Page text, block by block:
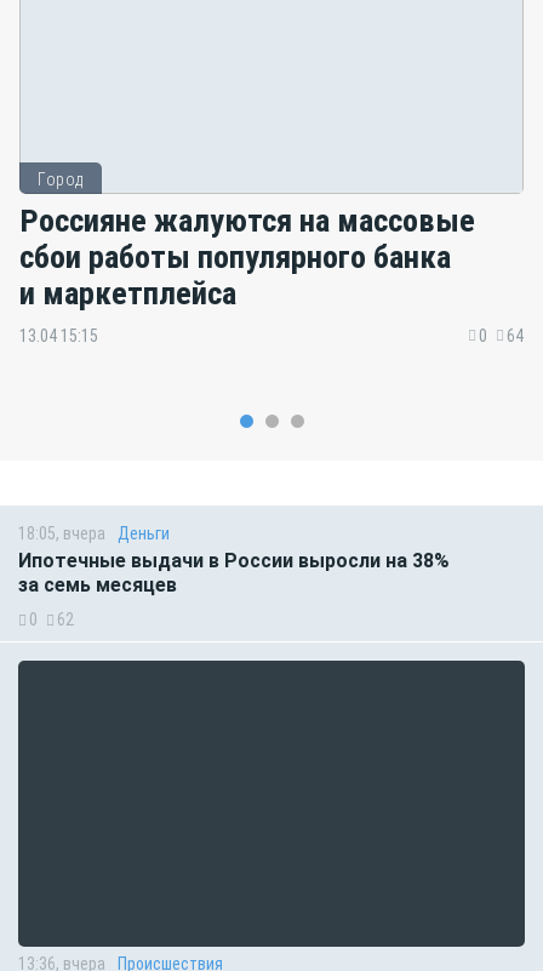
Город
Россияне жалуются на массовые
сбои работы популярного банка
и маркетплейса
13.04 15:15 0 64
18:05, вчера Деньги
Ипотечные выдачи в России выросли на 38%
за семь месяцев
0 62
13:36, вчера Происшествия